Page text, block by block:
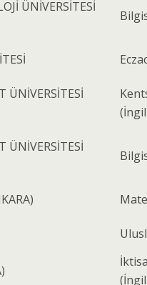
ÜNİVERSİTESİ
ÜNİVERSİTESİ
ÜNİVERSİTESİ